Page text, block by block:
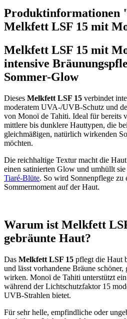
Produktinformationen
Melkfett LSF 15 mit
Melkfett LSF 15 mit
intensive
Sommer-Glow
Dieses Melkfett LSF 15 verbindet
moderatem UVA-/UVB-Schutz und
von Monoï de Tahiti. Ideal für bereits
mittlere bis dunklere Hauttypen, die
gleichmäßigen, natürlich wirkenden
möchten.
Die reichhaltige Textur macht die
einen satinierten Glow und umhüllt
Tiaré-Blüte. So wird Sonnenpflege zu
Sommermoment auf der Haut.
Warum ist Melkfett
gebräunte Haut?
Das Melkfett LSF 15 pflegt die Haut
und lässt vorhandene Bräune schöner,
wirken. Monoï de Tahiti unterstützt
während der Lichtschutzfaktor 15
UVB-Strahlen bietet.
Für sehr helle, empfindliche oder